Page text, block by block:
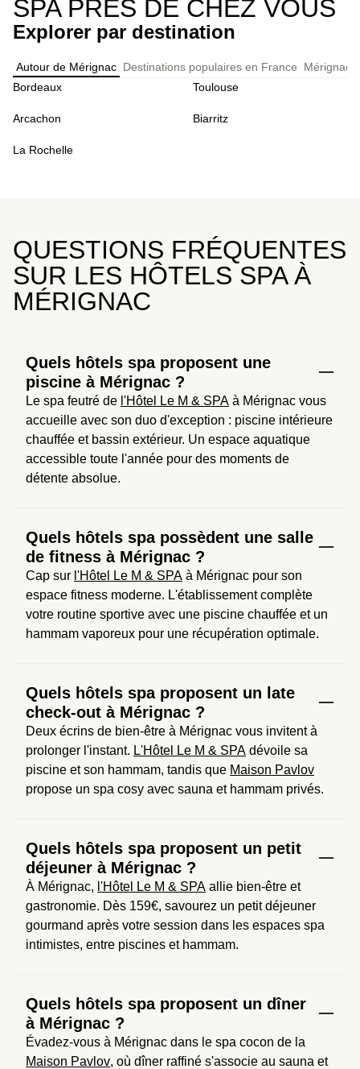
SPA PRÈS DE CHEZ VOUS
Explorer par destination
Autour de Mérignac Destinations populaires en France
Mérignac:
Bordeaux
Toulouse
Arcachon Biarritz
La Rochelle
QUESTIONS FRÉQUENTES
SUR LES HÔTELS SPA À
MÉRIGNAC
Quels hôtels spa proposent une
piscine à Mérignac ?
Le spa feutré de l'Hôtel Le M & SPA à Mérignac vous
accueille avec son duo d'exception : piscine intérieure
chauffée et bassin extérieur. Un espace aquatique
accessible toute l'année pour des moments de
détente absolue.
Quels hôtels spa possèdent une salle
de fitness à Mérignac ?
Cap sur l'Hôtel Le M & SPA à Mérignac pour son
espace fitness moderne. L'établissement complète
votre routine sportive avec une piscine chauffée et un
hammam vaporeux pour une récupération optimale.
Quels hôtels spa proposent un late
check-out à Mérignac ?
Deux écrins de bien-être à Mérignac vous invitent à
prolonger l'instant. L'Hôtel Le M & SPA dévoile sa
piscine et son hammam, tandis que Maison Pavlov
propose un spa cosy avec sauna et hammam privés.
Quels hôtels spa proposent un petit
déjeuner à Mérignac ?
À Mérignac, l'Hôtel Le M & SPA allie bien-être et
gastronomie. Dès 159€, savourez un petit déjeuner
gourmand après votre session dans les espaces spa
intimistes, entre piscines et hammam.
Quels hôtels spa proposent un dîner
à Mérignac ?
Maison Pavlov, où dîner raffiné s'associe au sauna et